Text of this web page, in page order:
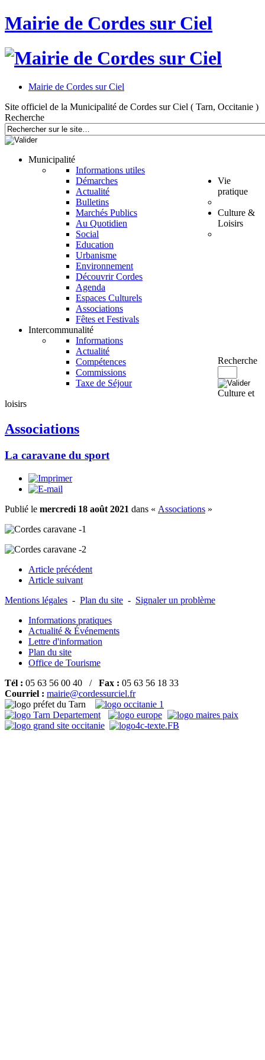
Mairie de Cordes sur Ciel
Mairie de Cordes sur Ciel
Site officiel de la Municipalité de Cordes sur Ciel ( Tarn, Occitanie )
Recherche
Municipalité
Informations utiles
Démarches
Actualité
Bulletins
Marchés Publics
Vie
pratique
Au Quotidien
Social
Education
Urbanisme
Environnement
Culture &
Loisirs
Découvrir Cordes
Agenda
Espaces Culturels
Associations
Fêtes et Festivals
Intercommunalité
Informations
Actualité
Compétences
Commissions
Taxe de Séjour
Recherche
Culture et
loisirs
Associations
La caravane du sport
Publié le mercredi 18 août 2021 dans « Associations »
Article précédent
Article suivant
Mentions légales - Plan du site - Signaler un problème
Informations pratiques
Actualité & Événements
Lettre d'information
Plan du site
Office de Tourisme
Tél : 05 63 56 00 40 / Fax : 05 63 56 18 33
Courriel : mairie@cordessurciel.fr